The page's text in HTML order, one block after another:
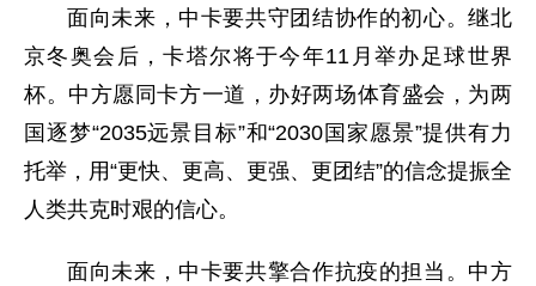
面向未来，中卡要共守团结协作的初心。继北
京冬奥会后，卡塔尔将于今年11月举办足球世界
杯。中方愿同卡方一道，办好两场体育盛会，为两
国逐梦“2035远景目标”和“2030国家愿景”提供有力
托举，用“更快、更高、更强、更团结”的信念提振全
人类共克时艰的信心。
面向未来，中卡要共擎合作抗疫的担当。中方